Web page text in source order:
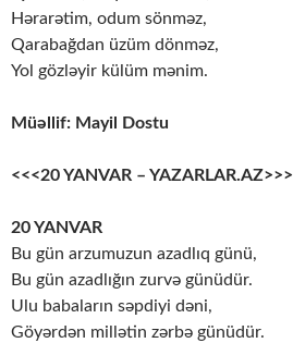
Hərarətim, odum sönməz,
Qarabağdan üzüm dönməz,
Yol gözləyir külüm mənim.
Müəllif: Mayil Dostu
<<<20 YANVAR – YAZARLAR.AZ>>>
20 YANVAR
Bu gün arzumuzun azadlıq günü,
Bu gün azadlığın zurvə günüdür.
Ulu babaların səpdiyi dəni,
Göyərdən millətin zərbə günüdür.